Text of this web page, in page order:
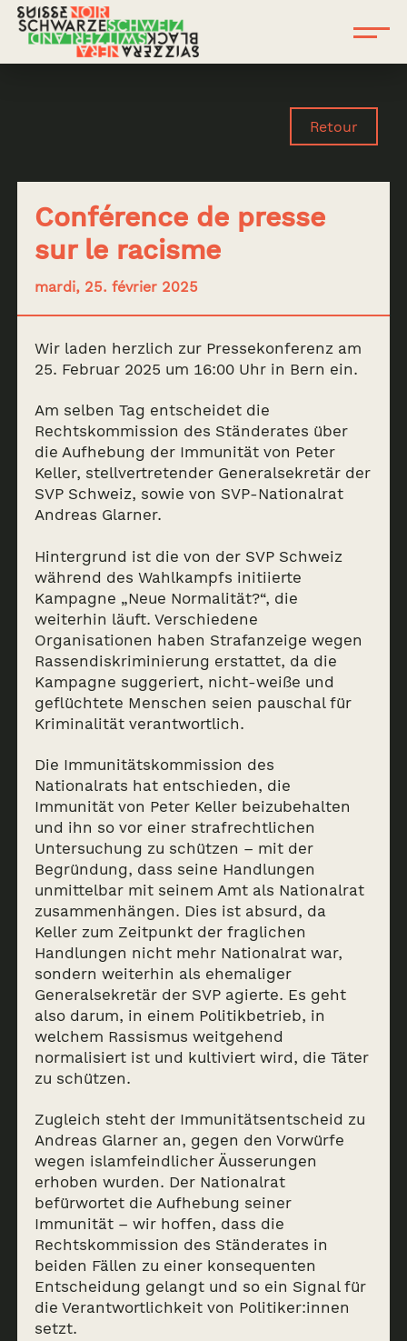
Archive
News & Events
AOSN
Memorial
de en fr
Retour
Conférence de presse
sur le racisme
mardi, 25. février 2025
Wir laden herzlich zur Pressekonferenz am
25. Februar 2025 um 16:00 Uhr in Bern ein.
Am selben Tag entscheidet die
Rechtskommission des Ständerates über
die Aufhebung der Immunität von Peter
Keller, stellvertretender Generalsekretär der
SVP Schweiz, sowie von SVP-Nationalrat
Andreas Glarner.
Hintergrund ist die von der SVP Schweiz
während des Wahlkampfs initiierte
Kampagne „Neue Normalität?“, die
weiterhin läuft. Verschiedene
Organisationen haben Strafanzeige wegen
Rassendiskriminierung erstattet, da die
Kampagne suggeriert, nicht-weiße und
geflüchtete Menschen seien pauschal für
Kriminalität verantwortlich.
Die Immunitätskommission des
Nationalrats hat entschieden, die
Immunität von Peter Keller beizubehalten
und ihn so vor einer strafrechtlichen
Untersuchung zu schützen – mit der
Begründung, dass seine Handlungen
unmittelbar mit seinem Amt als Nationalrat
zusammenhängen. Dies ist absurd, da
Keller zum Zeitpunkt der fraglichen
Handlungen nicht mehr Nationalrat war,
sondern weiterhin als ehemaliger
Generalsekretär der SVP agierte. Es geht
also darum, in einem Politikbetrieb, in
welchem Rassismus weitgehend
normalisiert ist und kultiviert wird, die Täter
zu schützen.
Zugleich steht der Immunitätsentscheid zu
Andreas Glarner an, gegen den Vorwürfe
wegen islamfeindlicher Äusserungen
erhoben wurden. Der Nationalrat
befürwortet die Aufhebung seiner
Immunität – wir hoffen, dass die
Rechtskommission des Ständerates in
beiden Fällen zu einer konsequenten
Entscheidung gelangt und so ein Signal für
die Verantwortlichkeit von Politiker:innen
setzt.